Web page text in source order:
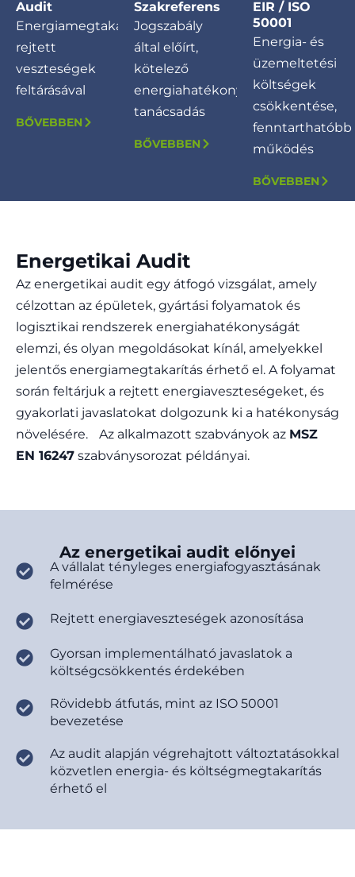
Audit
Energiamegtakarítás
rejtett
veszteségek
feltárásával
BŐVEBBEN
Szakreferens
Jogszabály
által előírt,
kötelező
energiahatékonysági
tanácsadás
BŐVEBBEN
EIR / ISO
50001
Energia- és
üzemeltetési
költségek
csökkentése,
fenntarthatóbb
működés
BŐVEBBEN
Energetikai Audit
Az energetikai audit egy átfogó vizsgálat, amely
célzottan az épületek, gyártási folyamatok és
logisztikai rendszerek energiahatékonyságát
elemzi, és olyan megoldásokat kínál, amelyekkel
jelentős energiamegtakarítás érhető el. A folyamat
során feltárjuk a rejtett energiaveszteségeket, és
gyakorlati javaslatokat dolgozunk ki a hatékonyság
növelésére. Az alkalmazott szabványok az MSZ
EN 16247 szabványsorozat példányai.
Az energetikai audit előnyei
A vállalat tényleges energiafogyasztásának
felmérése
Rejtett energiaveszteségek azonosítása
Gyorsan implementálható javaslatok a
költségcsökkentés érdekében
Rövidebb átfutás, mint az ISO 50001
bevezetése
Az audit alapján végrehajtott változtatásokkal
közvetlen energia- és költségmegtakarítás
érhető el